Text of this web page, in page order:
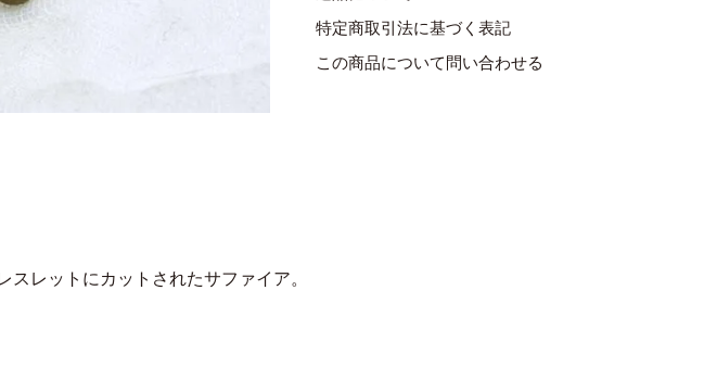
特定商取引法に基づく表記
この商品について問い合わせる
レットにカットされたサファイア。